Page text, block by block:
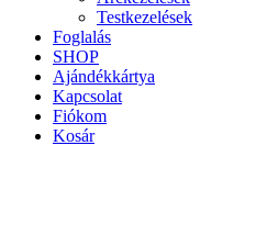
Testkezelések
Foglalás
SHOP
Ajándékkártya
Kapcsolat
Fiókom
Kosár